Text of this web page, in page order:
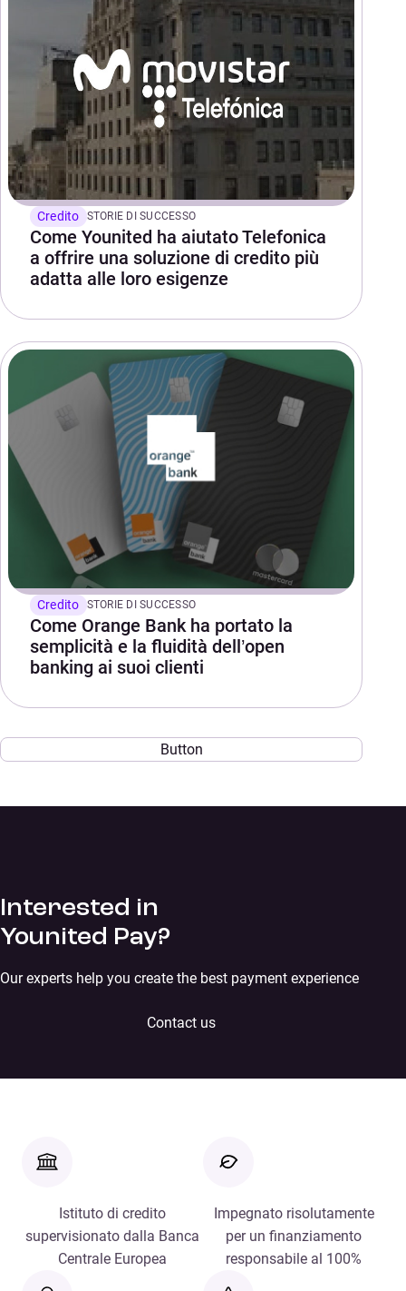
Credito STORIE DI SUCCESSO
Come Younited ha aiutato Telefonica
a offrire una soluzione di credito più
adatta alle loro esigenze
Credito STORIE DI SUCCESSO
Come Orange Bank ha portato la
semplicità e la fluidità dell’open
banking ai suoi clienti
Button
Interested in
Younited Pay?
Our experts help you create the best payment experience
Contact us
Istituto di credito
supervisionato dalla Banca
Centrale Europea
Impegnato risolutamente
per un finanziamento
responsabile al 100%